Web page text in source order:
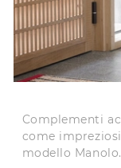
Complementi
come
modello Manolo.